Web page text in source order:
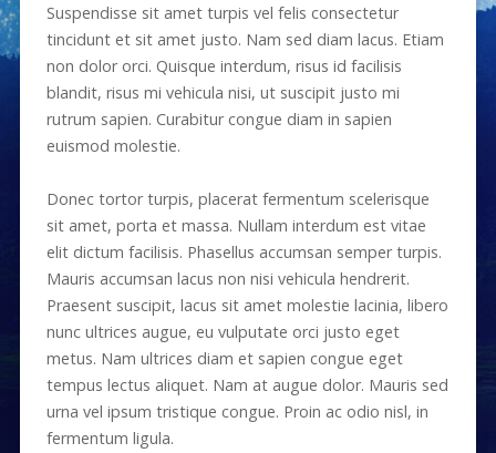
Suspendisse sit amet turpis vel felis consectetur
tincidunt et sit amet justo. Nam sed diam lacus. Etiam
non dolor orci. Quisque interdum, risus id facilisis
blandit, risus mi vehicula nisi, ut suscipit justo mi
rutrum sapien. Curabitur congue diam in sapien
euismod molestie.
Donec tortor turpis, placerat fermentum scelerisque
sit amet, porta et massa. Nullam interdum est vitae
elit dictum facilisis. Phasellus accumsan semper turpis.
Mauris accumsan lacus non nisi vehicula hendrerit.
Praesent suscipit, lacus sit amet molestie lacinia, libero
nunc ultrices augue, eu vulputate orci justo eget
metus. Nam ultrices diam et sapien congue eget
tempus lectus aliquet. Nam at augue dolor. Mauris sed
urna vel ipsum tristique congue. Proin ac odio nisl, in
fermentum ligula.